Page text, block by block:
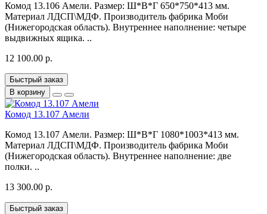
Комод 13.106 Амели. Размер: Ш*В*Г 650*750*413 мм.
Материал ЛДСП\МДФ. Производитель фабрика Моби
(Нижегородская область). Внутреннее наполнение: четыре
выдвижных ящика. ..
12 100.00 р.
Быстрый заказ
В корзину
Комод 13.107 Амели
Комод 13.107 Амели. Размер: Ш*В*Г 1080*1003*413 мм.
Материал ЛДСП\МДФ. Производитель фабрика Моби
(Нижегородская область). Внутреннее наполнение: две
полки. ..
13 300.00 р.
Быстрый заказ